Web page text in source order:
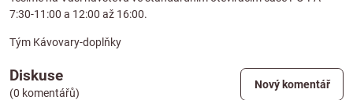
7:30-11:00 a 12:00 až 16:00.
Tým Kávovary-doplňky
Diskuse
(0 komentářů)
Nový komentář